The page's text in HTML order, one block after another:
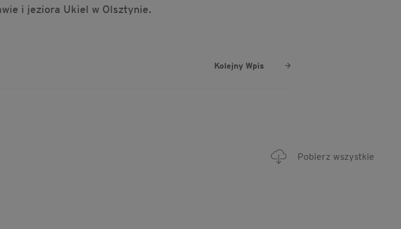
i jeziora Ukiel w Olsztynie.
Kolejny Wpis
Pobierz wszystkie